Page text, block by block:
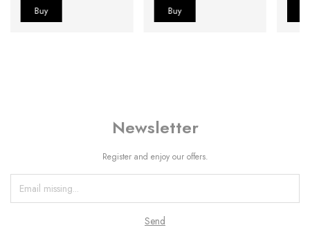
Newsletter
Register and enjoy our offers.